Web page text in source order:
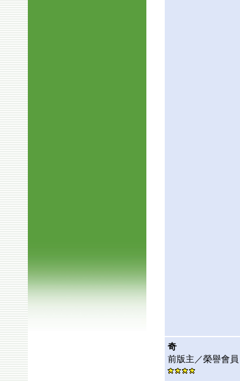
奇
前版主／榮譽會員